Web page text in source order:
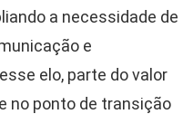
a necessidade de
e
elo, parte do valor
no ponto de transição